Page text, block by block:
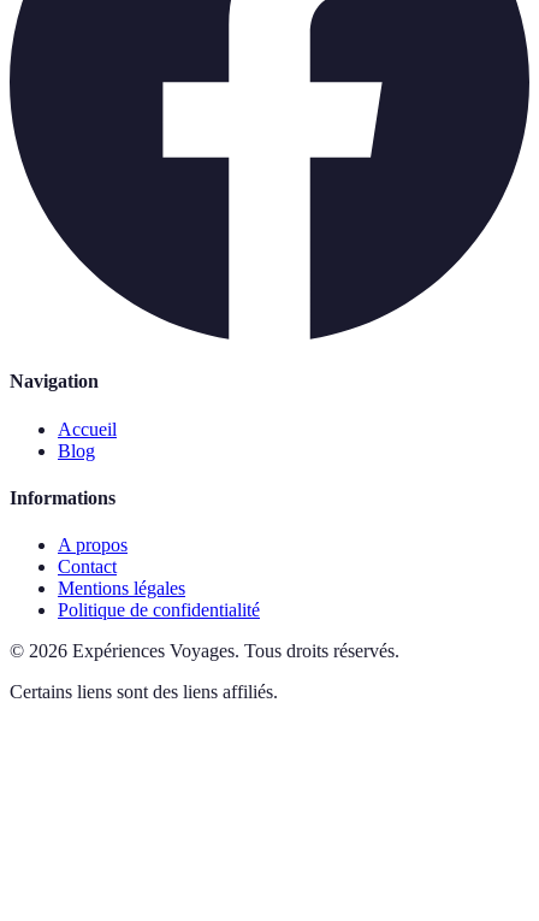
Navigation
Accueil
Blog
Informations
A propos
Contact
Mentions légales
Politique de confidentialité
© 2026 Expériences Voyages. Tous droits réservés.
Certains liens sont des liens affiliés.